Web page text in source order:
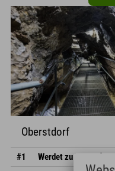
Oberstdorf
#1 Werdet zu